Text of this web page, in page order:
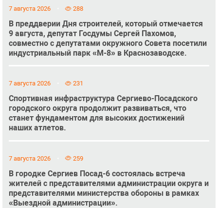
7 августа 2026 288
В преддверии Дня строителей, который отмечается
9 августа, депутат Госдумы Сергей Пахомов,
совместно с депутатами окружного Совета посетили
индустриальный парк «М-8» в Краснозаводске.
7 августа 2026 231
Спортивная инфраструктура Сергиево-Посадского
городского округа продолжит развиваться, что
станет фундаментом для высоких достижений
наших атлетов.
7 августа 2026 259
В городке Сергиев Посад-6 состоялась встреча
жителей с представителями администрации округа и
представителями министерства обороны в рамках
«Выездной администрации».